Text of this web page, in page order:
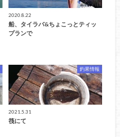
2020.8.22
船、タイラバ&ちょこっとティッ
プランで
釣果情報
2021.5.31
筏にて